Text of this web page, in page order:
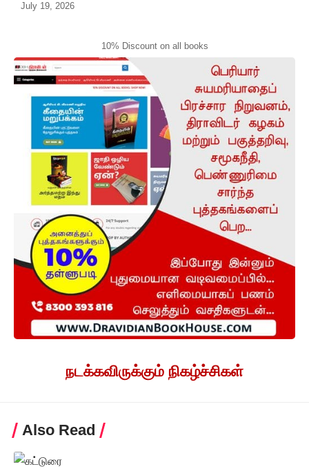
July 19, 2026
10% Discount on all books
நடக்கவிருக்கும் நிகழ்ச்சிகள்
Also Read